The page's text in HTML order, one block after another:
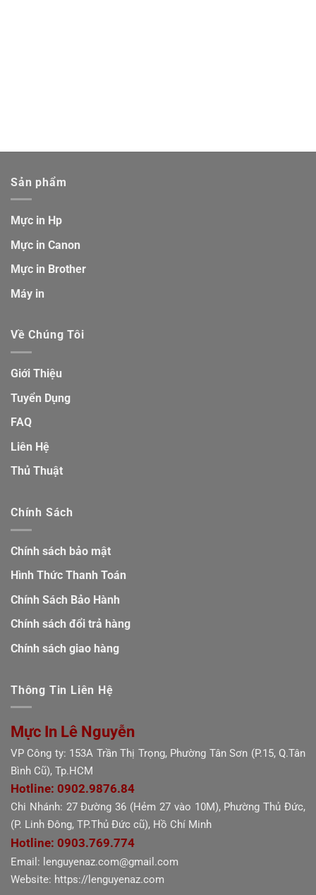
Sản phẩm
Mực in Hp
Mực in Canon
Mực in Brother
Máy in
Về Chúng Tôi
Giới Thiệu
Tuyển Dụng
FAQ
Liên Hệ
Thủ Thuật
Chính Sách
Chính sách bảo mật
Hình Thức Thanh Toán
Chính Sách Bảo Hành
Chính sách đổi trả hàng
Chính sách giao hàng
Thông Tin Liên Hệ
Mực In Lê Nguyễn
VP Công ty: 153A Trần Thị Trọng, Phường Tân Sơn (P.15, Q.Tân
Bình Cũ), Tp.HCM
Hotline: 0902.9876.84
Chi Nhánh: 27 Đường 36 (Hẻm 27 vào 10M), Phường Thủ Đức,
(P. Linh Đông, TP.Thủ Đức cũ), Hồ Chí Minh
Hotline: 0903.769.774
Email: lenguyenaz.com@gmail.com
Website: https://lenguyenaz.com